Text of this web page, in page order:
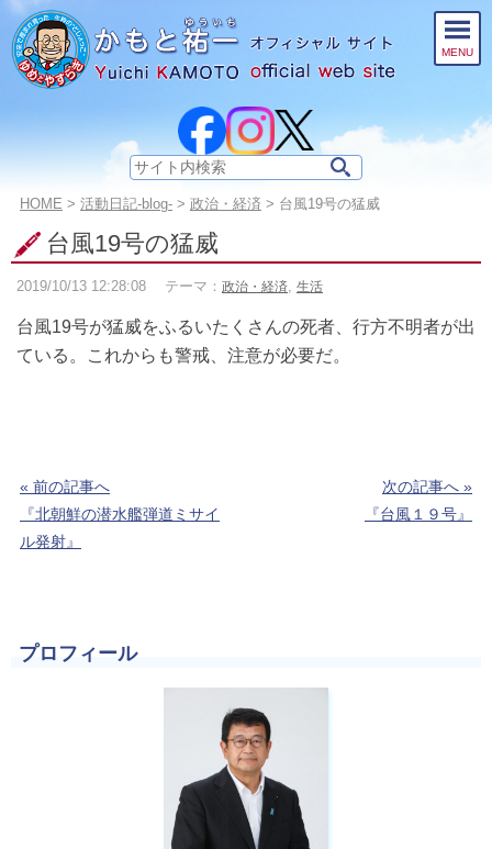
このページの本文へ
サ
ト
内
検
索:
MENU
こ
ペ
ー
ジ
位
置:
HOME > 活動日記-blog- > 政治・経済 > 台風19号の猛威
台風19号の猛威
2019/10/13 12:28:08 テーマ： 政治・経済 生活
台風19号が猛威をふるいたくさんの死者、行方不明者が出
ている。これからも警戒、注意が必要だ。
« 前の記事へ
『北朝鮮の潜水艦弾道ミサイ
ル発射』
次の記事へ »
『台風１９号』
プロフィール